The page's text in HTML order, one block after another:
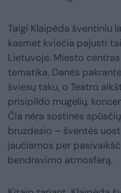
Taigi Klaipėda šventiniu
kasmet kviečia pajusti
Lietuvoje. Miesto
tematika, Danės
šviesų taku, o Teatro
prisipildo mugelių,
Čia nėra sostinės
bruzdesio – šventės
jaučiamos per
bendravimo atmosferą.